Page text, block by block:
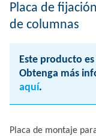
Placa de
de columnas
Este producto
Obtenga más
aquí.
Placa de montaje